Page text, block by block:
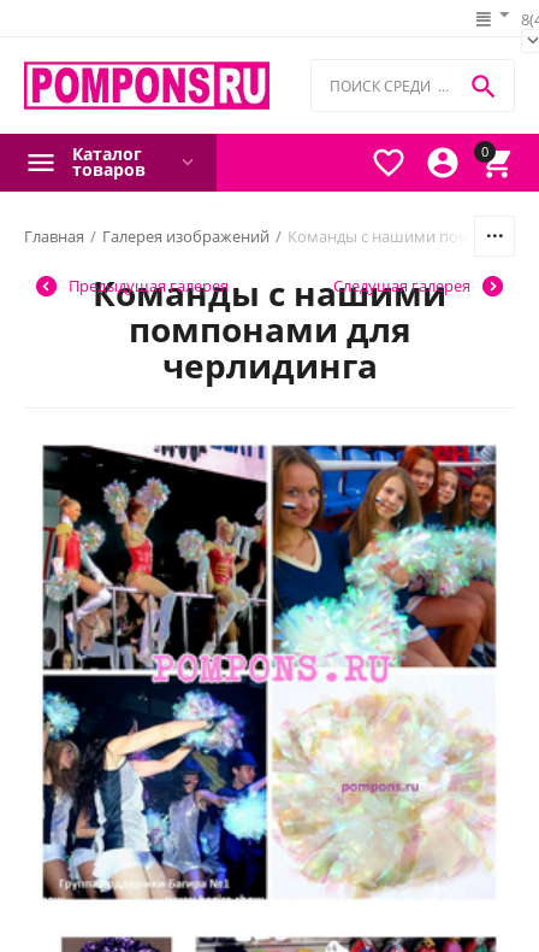
0




Каталог
товаров
Главная / Галерея изображений / Команды с нашими помпонами
Предыдущая галерея Следущая галерея
Команды с нашими
помпонами для
черлидинга